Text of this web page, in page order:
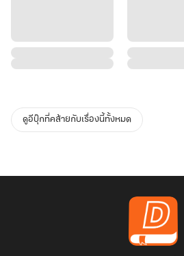
ดูอีบุ๊กที่คล้ายกับเรื่องนี้ทั้งหมด